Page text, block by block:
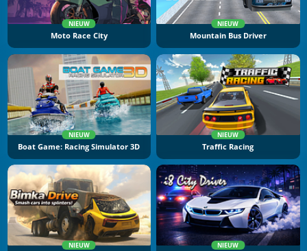
NIEUW
Moto Race City
NIEUW
Mountain Bus Driver
NIEUW
Boat Game: Racing Simulator 3D
NIEUW
Traffic Racing
NIEUW NIEUW